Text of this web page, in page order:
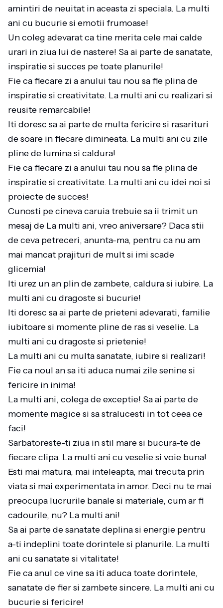
amintiri de neuitat in aceasta zi speciala. La multi
ani cu bucurie si emotii frumoase!
Un coleg adevarat ca tine merita cele mai calde
urari in ziua lui de nastere! Sa ai parte de sanatate,
inspiratie si succes pe toate planurile!
Fie ca fiecare zi a anului tau nou sa fie plina de
inspiratie si creativitate. La multi ani cu realizari si
reusite remarcabile!
Iti doresc sa ai parte de multa fericire si rasarituri
de soare in fiecare dimineata. La multi ani cu zile
pline de lumina si caldura!
Fie ca fiecare zi a anului tau nou sa fie plina de
inspiratie si creativitate. La multi ani cu idei noi si
proiecte de succes!
Cunosti pe cineva caruia trebuie sa ii trimit un
mesaj de La multi ani, vreo aniversare? Daca stii
de ceva petreceri, anunta-ma, pentru ca nu am
mai mancat prajituri de mult si imi scade
glicemia!
Iti urez un an plin de zambete, caldura si iubire. La
multi ani cu dragoste si bucurie!
Iti doresc sa ai parte de prieteni adevarati, familie
iubitoare si momente pline de ras si veselie. La
multi ani cu dragoste si prietenie!
La multi ani cu multa sanatate, iubire si realizari!
Fie ca noul an sa iti aduca numai zile senine si
fericire in inima!
La multi ani, colega de exceptie! Sa ai parte de
momente magice si sa stralucesti in tot ceea ce
faci!
Sarbatoreste-ti ziua in stil mare si bucura-te de
fiecare clipa. La multi ani cu veselie si voie buna!
Esti mai matura, mai inteleapta, mai trecuta prin
viata si mai experimentata in amor. Deci nu te mai
preocupa lucrurile banale si materiale, cum ar fi
cadourile, nu? La multi ani!
Sa ai parte de sanatate deplina si energie pentru
a-ti indeplini toate dorintele si planurile. La multi
ani cu sanatate si vitalitate!
Fie ca anul ce vine sa iti aduca toate dorintele,
sanatate de fier si zambete sincere. La multi ani cu
bucurie si fericire!